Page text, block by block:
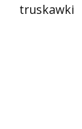
truskawki